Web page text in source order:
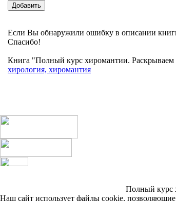
Если Вы обнаружили ошибку в описании
Спасибо!
Книга "Полный курс хиромантии. Раскрываем
хирология, хиромантия
Полный курс
Наш сайт использует файлы cookie,